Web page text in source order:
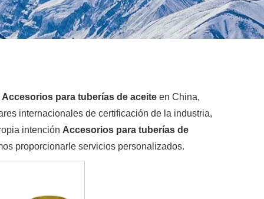
Accesorios para tuberías de aceite en China,
internacionales de certificación de la industria,
intención Accesorios para tuberías de
proporcionarle servicios personalizados.